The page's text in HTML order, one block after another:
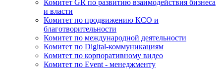
Комитет GR по развитию взаимодействия бизнеса
и власти
Комитет по продвижению КСО и
благотворительности
Комитет по международной деятельности
Комитет по Digital-коммуникациям
Комитет по корпоративному видео
Комитет по Event - менеджменту